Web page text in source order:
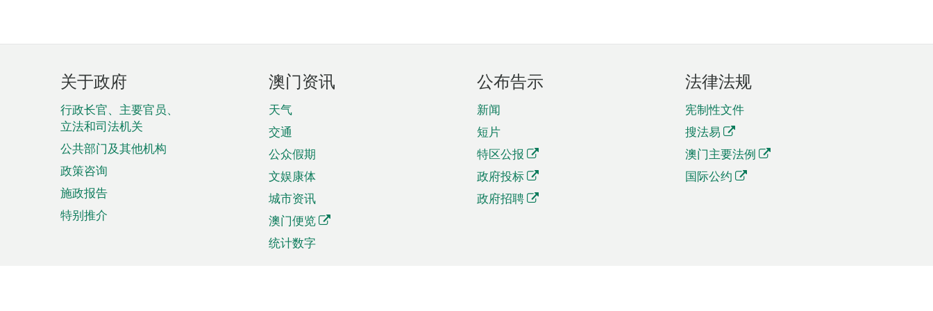
页
脚
菜
单
关于政府
行政长官、主要官员、
立法和司法机关
公共部门及其他机构
政策咨询
施政报告
特别推介
澳门资讯
天气
交通
公众假期
文娱康体
城市资讯
澳门便览
统计数字
公布告示
新闻
短片
特区公报
政府投标
政府招聘
法律法规
宪制性文件
搜法易
澳门主要法例
国际公约